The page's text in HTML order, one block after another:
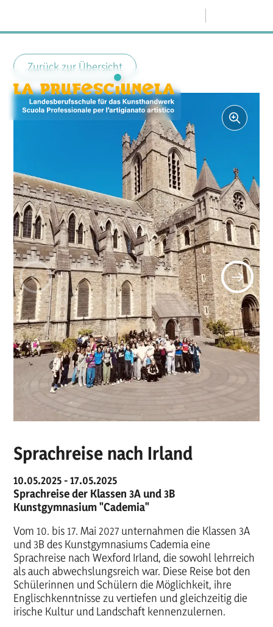
Zurück zur Übersicht
Sprachreise nach Irland
10.05.2025 - 17.05.2025
Sprachreise der Klassen 3A und 3B
Kunstgymnasium "Cademia"
Vom 10. bis 17. Mai 2027 unternahmen die Klassen 3A
und 3B des Kunstgymnasiums Cademia eine
Sprachreise nach Wexford Irland, die sowohl lehrreich
als auch abwechslungsreich war. Diese Reise bot den
Schülerinnen und Schülern die Möglichkeit, ihre
Englischkenntnisse zu vertiefen und gleichzeitig die
irische Kultur und Landschaft kennenzulernen.